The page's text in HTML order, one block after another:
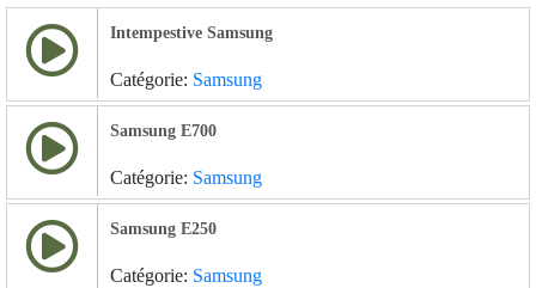
Intempestive Samsung
Catégorie: Samsung
Samsung E700
Catégorie: Samsung
Samsung E250
Catégorie: Samsung